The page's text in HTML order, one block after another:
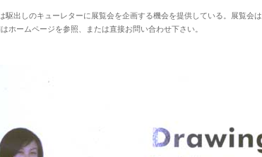
駆出しのキューレターに展覧会を企画する機会を提供している。展覧会は
ホームページを参照、または直接お問い合わせ下さい。